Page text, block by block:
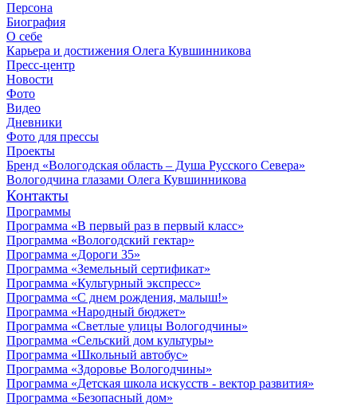
Персона
Биография
О себе
Карьера и достижения Олега Кувшинникова
Пресс-центр
Новости
Фото
Видео
Дневники
Фото для прессы
Проекты
Бренд «Вологодская область – Душа Русского Севера»
Вологодчина глазами Олега Кувшинникова
Контакты
Программы
Программа «В первый раз в первый класс»
Программа «Вологодский гектар»
Программа «Дороги 35»
Программа «Земельный сертификат»
Программа «Культурный экспресс»
Программа «С днем рождения, малыш!»
Программа «Народный бюджет»
Программа «Светлые улицы Вологодчины»
Программа «Сельский дом культуры»
Программа «Школьный автобус»
Программа «Здоровье Вологодчины»
Программа «Детская школа искусств - вектор развития»
Программа «Безопасный дом»